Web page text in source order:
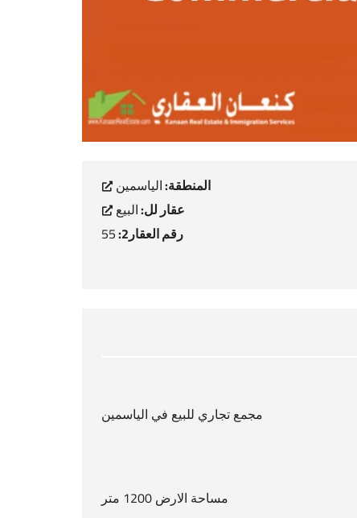
المنطقة:الياسمين
عقار لل:البيع
رقم العقار2: 55
مجمع تجاري للبيع في الياسمين
مساحة الارض 1200 متر